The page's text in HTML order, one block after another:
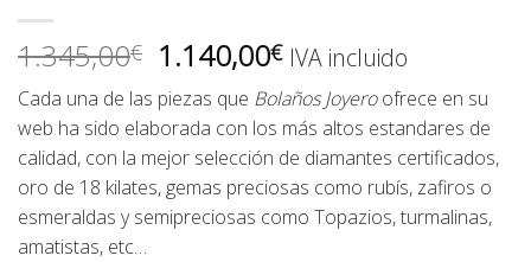
1.345,00€ El
precio
original
era:
1.345,00€.
1.140,00€El
precio
actual
es:
1.140,00€.
IVA incluido
Cada una de las piezas que Bolaños Joyeroofrece en su
web ha sido elaborada con los más altos estandares de
calidad, con la mejor selección de diamantes certificados,
oro de 18 kilates, gemas preciosas como rubís, zafiros o
esmeraldas y semipreciosas como Topazios, turmalinas,
amatistas, etc…